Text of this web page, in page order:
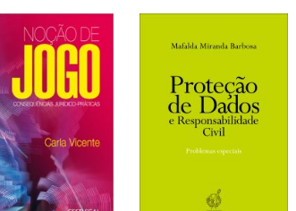
ADICIONAR